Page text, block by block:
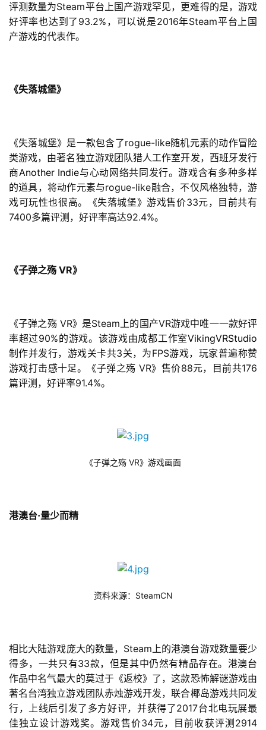
茶
原
创
戏
业
手
机
游
戏
单
戏
游
戏
2
0
奖
日
游
茶
对
评测数量为Steam平台上国产游戏罕见，更难得的是，游戏
好评率也达到了 93.2% ，可以说是2016年Steam平台上国
产游戏的代表作。
《失落城堡》
《失落城堡》是一款包含了rogue-like随机元素的动作冒险
类游戏，由著名独立游戏团队猎人工作室开发，西班牙发行
商Another Indie与心动网络共同发行。游戏含有多种多样
的道具，将动作元素与rogue-like融合，不仅风格独特，游
戏可玩性也很高。《失落城堡》游戏售价33元，目前共有
7400多篇评测，好评率高达92.4%。
《子弹之殇 VR》
《子弹之殇 VR》是Steam 上的国产VR游戏中唯一一款好评
率超过90%的游戏。该游戏由成都工作室VikingVRStudio
制作并发行，游戏关卡共3关，为FPS游戏，玩家普遍称赞
游戏打击感十足。《子弹之殇 VR》售价88元，目前共176
篇评测，好评率91.4%。
《子弹之殇 VR》游戏画面
港澳台·量少而精
资料来源： SteamCN
相比大陆游戏庞大的数量， Steam 上的港澳台游戏数量要少
得多，一共只有33款，但是其中仍然有精品存在。港澳台
作品中名气最大的莫过于《返校》了，这款恐怖解谜游戏由
著名台湾独立游戏团队赤烛游戏开发，联合椰岛游戏共同发
行，上线后引发了多方好评，并获得了2017台北电玩展最
佳独立设计游戏奖。游戏售价34元，目前收获评测 2914